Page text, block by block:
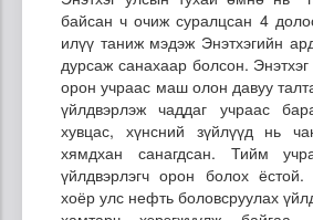
байсан ч очиж суралцсан 4
илүү таниж мэдэж Энэтхэгийн
дурсаж санахаар болсон.
орон учраас маш олон давуу
үйлдвэрлэж чаддаг учраас
хувцас, хүнсний зүйлүүд нь
хямдхан санагдсан. Тийм
үйлдвэрлэгч орон болох
хоёр улс нефть боловсруулах